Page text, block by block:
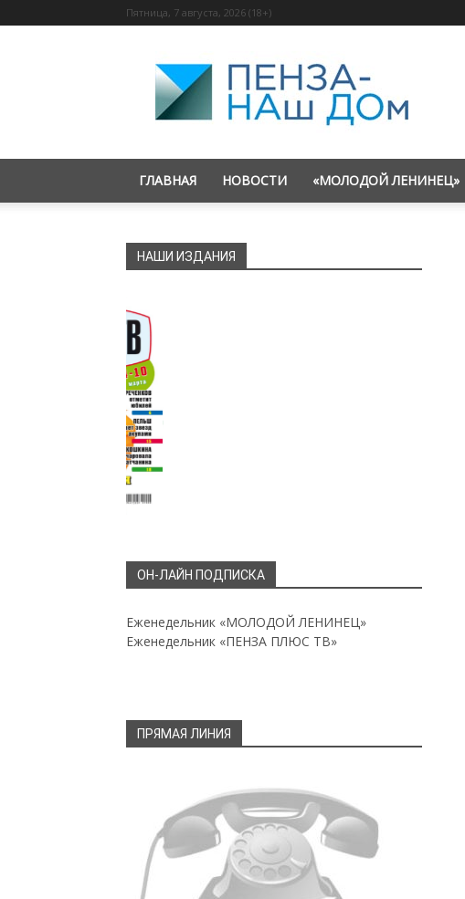
Пятница, 7 августа, 2026 (18+)
«Пенза
—
наш
дом»
ГЛАВНАЯ НОВОСТИ «МОЛОДОЙ ЛЕНИНЕЦ»
НАШИ ИЗДАНИЯ
ОН-ЛАЙН ПОДПИСКА
Еженедельник «МОЛОДОЙ ЛЕНИНЕЦ»
Еженедельник «ПЕНЗА ПЛЮС ТВ»
ПРЯМАЯ ЛИНИЯ